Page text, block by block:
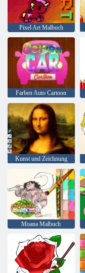
Pixel Art Malbuch
Farben Auto Cartoon
Kunst und Zeichnung
Moana Malbuch